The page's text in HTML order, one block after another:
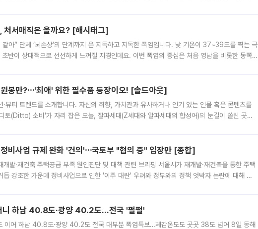
처서매직은 올까요? [해시태그]
같아” 단체 ‘뇌손상’의 단계까지 온 지독하고 지독한 폭염입니다. 낮 기온이 37~39도를 찍는 극
반이 상대적으로 선선하게 느껴질 지경인데요. 이번 폭염의 중심은 처음 영남을 비롯한 동쪽
봉만?⋯'최애' 위한 필수품 등장이오! [솔드아웃]
·뷰티 트렌드를 소개합니다. 자신의 취향, 가치관과 유사하거나 인기 있는 인물 혹은 콘텐츠를
토(Ditto) 소비'가 자리 잡은 오늘, 잘파세대(Z세대와 알파세대의 합성어)의 눈길이 쏠린 곳은
비사업 규제 완화 '건의'⋯국토부 "협의 중" 입장만 [종합]
개발·재건축 주택공급 부족 원인진단 및 대책 관련 브리핑 서울시가 재개발·재건축을 통한 주택
듭 강조한 가운데 정비사업으로 인한 '이주 대란' 우려와 정부와의 정책 엇박자 논란에 대해 정
니 하남 40.8도·광양 40.2도…전국 '펄펄'
이어 하남 40.8도·광양 40.2도 전국 대부분 폭염특보…체감온도도 곳곳 38도 넘어 8일 동해